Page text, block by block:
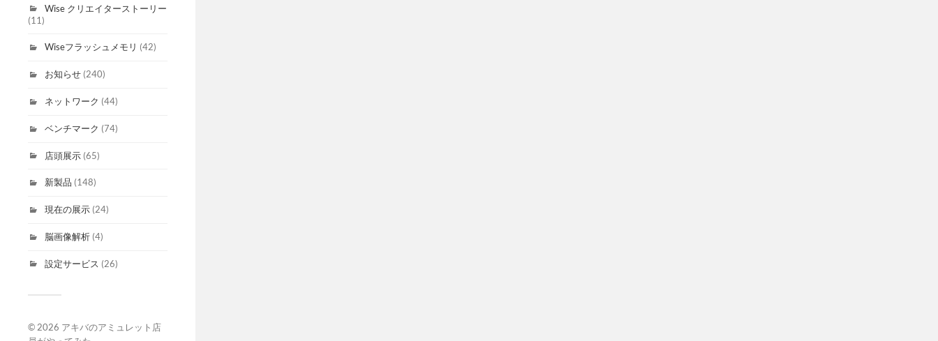
Wise クリエイターストーリー
(11)
Wiseフラッシュメモリ (42)
お知らせ (240)
ネットワーク (44)
ベンチマーク (74)
店頭展示 (65)
新製品 (148)
現在の展示 (24)
脳画像解析 (4)
設定サービス (26)
© 2026 アキバのアミュレット店